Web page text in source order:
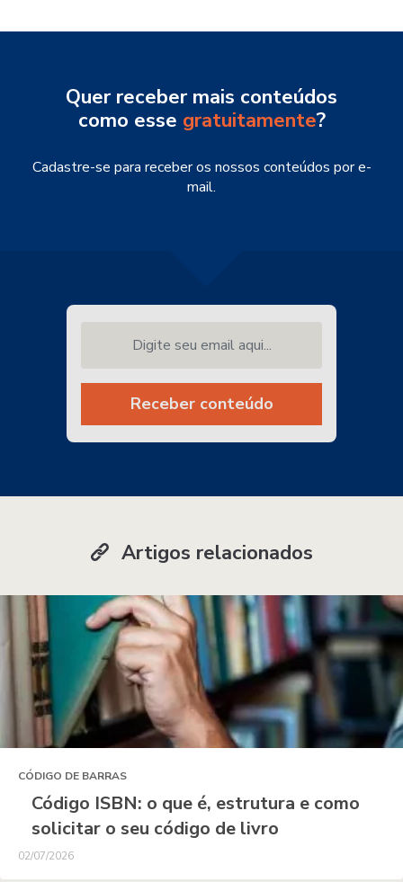
Quer receber mais conteúdos
como esse gratuitamente?
Cadastre-se para receber os nossos conteúdos por e-
mail.
Receber conteúdo
Artigos relacionados
CÓDIGO DE BARRAS
Código ISBN: o que é, estrutura e como
solicitar o seu código de livro
02/07/2026